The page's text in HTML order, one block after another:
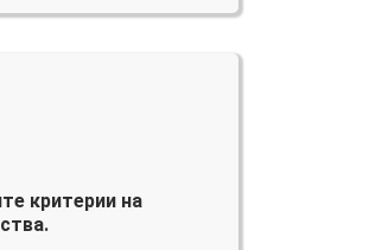
критерии на